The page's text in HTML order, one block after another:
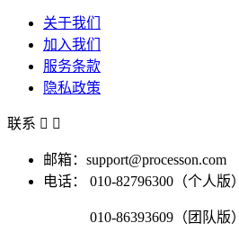
关于我们
加入我们
服务条款
隐私政策
联系  
邮箱：support@processon.com
电话：
010-82796300（个人版）
010-86393609（团队版）